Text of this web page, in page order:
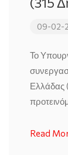
09-02-
Το
Ελλάδας
Read